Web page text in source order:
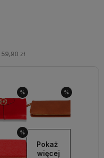
59,90 zł
% %
%
Pokaż
więcej